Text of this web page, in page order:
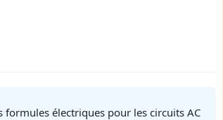
électriques pour les circuits AC